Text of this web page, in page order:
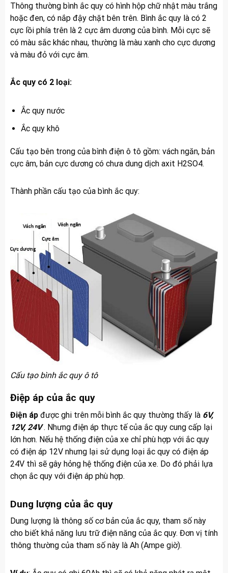
Thông thường bình ắc quy có hình hộp chữ nhật màu trắng
hoặc đen, có nắp đậy chặt bên trên. Bình ắc quy là có 2
cực lồi phía trên là 2 cực âm dương của bình. Mỗi cực sẽ
có màu sắc khác nhau, thường là màu xanh cho cực dương
và màu đỏ với cực âm.
Ắc quy có 2 loại:
Ắc quy nước
Ắc quy khô
Cấu tạo bên trong của bình điện ô tô gồm: vách ngăn, bản
cực âm, bản cực dương có chưa dung dịch axit H2SO4.
Thành phần cấu tạo của bình ắc quy:
Cấu tạo bình ắc quy ô tô
Điệp áp của ắc quy
Điện ápđược ghi trên mỗi bình ắc quy thường thấy là 6V,
12V, 24V. Nhưng điện áp thực tế của ắc quy cung cấp lại
lớn hơn. Nếu hệ thống điện của xe chỉ phù hợp với ắc quy
có điện áp 12V nhưng lại sử dụng loại ắc quy có điện áp
24V thì sẽ gây hỏng hệ thống điện của xe. Do đó phải lựa
chọn ắc quy với điện áp phù hợp.
Dung lượng của ắc quy
Dung lượnglà thông số cơ bản của ắc quy, tham số này
cho biết khả năng lưu trữ điện năng của ắc quy. Đơn vị tính
thông thường của tham số này là Ah (Ampe giờ).